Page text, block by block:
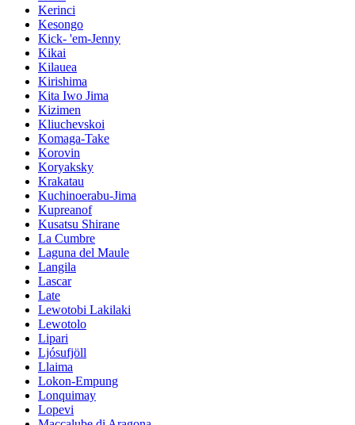
Kerinci
Kesongo
Kick- 'em-Jenny
Kikai
Kilauea
Kirishima
Kita Iwo Jima
Kizimen
Kliuchevskoi
Komaga-Take
Korovin
Koryaksky
Krakatau
Kuchinoerabu-Jima
Kupreanof
Kusatsu Shirane
La Cumbre
Laguna del Maule
Langila
Lascar
Late
Lewotobi Lakilaki
Lewotolo
Lipari
Ljósufjöll
Llaima
Lokon-Empung
Lonquimay
Lopevi